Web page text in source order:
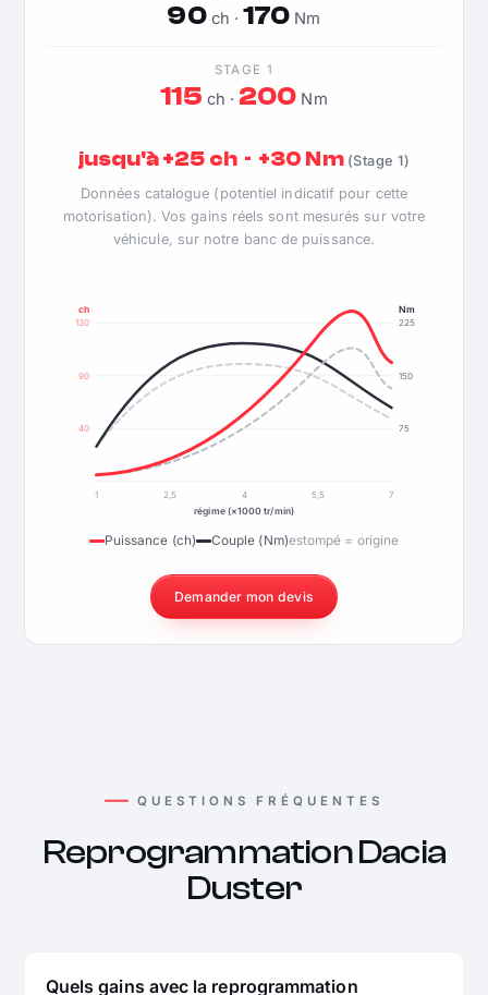
90ch ·170 Nm
STAGE 1
115 ch · 200 Nm
jusqu'à +25 ch · +30 Nm (Stage 1)
Données catalogue (potentiel indicatif pour cette
motorisation). Vos gains réels sont mesurés sur votre
véhicule, sur notre banc de puissance.
40
90
130
75
150
225
ch Nm
1 2,5 4 5,5
7
régime (×1000 tr/min)
Puissance (ch) Couple (Nm)estompé = origine
Demander mon devis
QUESTIONS FRÉQUENTES
Reprogrammation Dacia
Duster
Quels gains avec la reprogrammation